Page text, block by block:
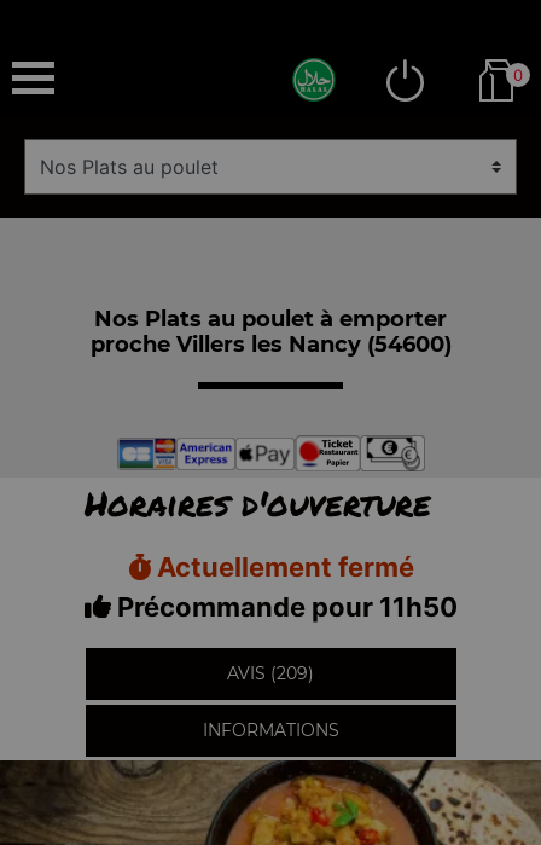
0
Nos Plats au poulet à emporter
proche Villers les Nancy (54600)
Horaires d'ouverture
Actuellement fermé
Précommande pour 11h50
AVIS (209)
INFORMATIONS